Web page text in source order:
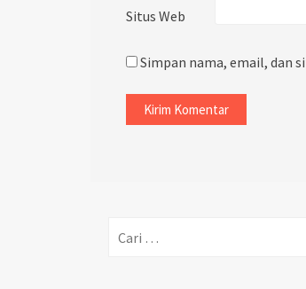
Situs Web
Simpan nama, email, dan
untuk: